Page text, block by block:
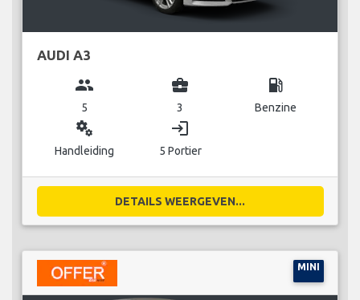
AUDI A3
group
5
business_center
3
local_gas_station
Benzine
miscellaneous_services
Handleiding
login
5 Portier
DETAILS WEERGEVEN...
MINI